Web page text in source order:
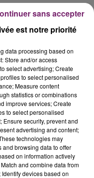
est notre priorité
data processing based on
Store and/or access
select advertising; Create
to select personalised
Measure content
statistics or combinations
improve services; Create
to select personalised
Ensure security, prevent and
advertising and content;
technologies may
and browsing data to offer
on information actively
and combine data from
devices based on
sans accepter